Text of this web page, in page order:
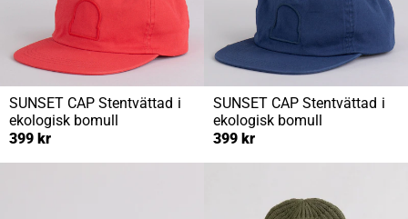
SUNSET CAP Stentvättad i
ekologisk bomull
399 kr
SUNSET CAP Stentvättad i
ekologisk bomull
399 kr